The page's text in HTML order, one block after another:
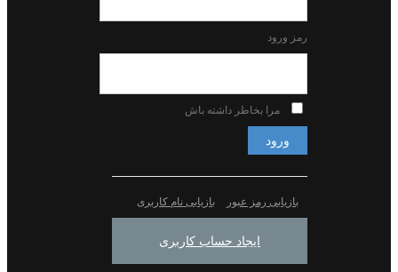
رمز ورود
مرا بخاطر داشته باش
ورود
بازیابی رمز عبور بازیابی نام کاربری
ایجاد حساب کاربری